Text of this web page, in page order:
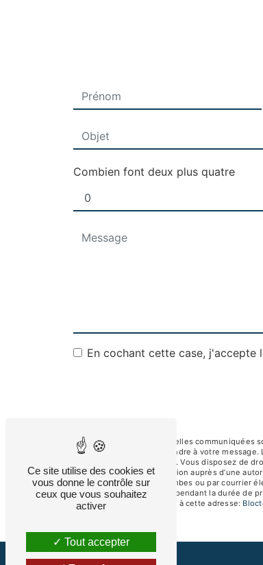
Combien font deux plus quatre
En cochant cette case,
** Les données personnelles communiquées
dans le seul but de répondre à votre
albertsav250@gmail.com. Vous disposez de
d’introduire une réclamation auprès d’une
92250 La Garenne-Colombes ou par courrier
de prise de contact puis pendant la durée de
téléphonique, disponible à cette adresse:
Ce site utilise des cookies et
vous donne le contrôle sur
ceux que vous souhaitez
activer
Tout accepter